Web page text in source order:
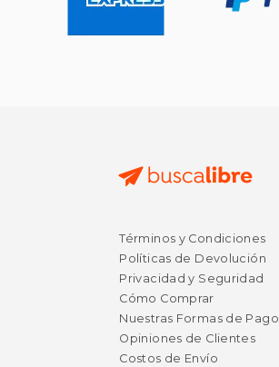
Términos y Condiciones
Políticas de Devolución
Privacidad y Seguridad
Cómo Comprar
Nuestras Formas de Pago
Opiniones de Clientes
Costos de Envío